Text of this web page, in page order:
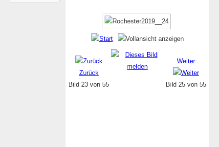
Zurück
Bild 23 von 55
Weiter
Bild 25 von 55